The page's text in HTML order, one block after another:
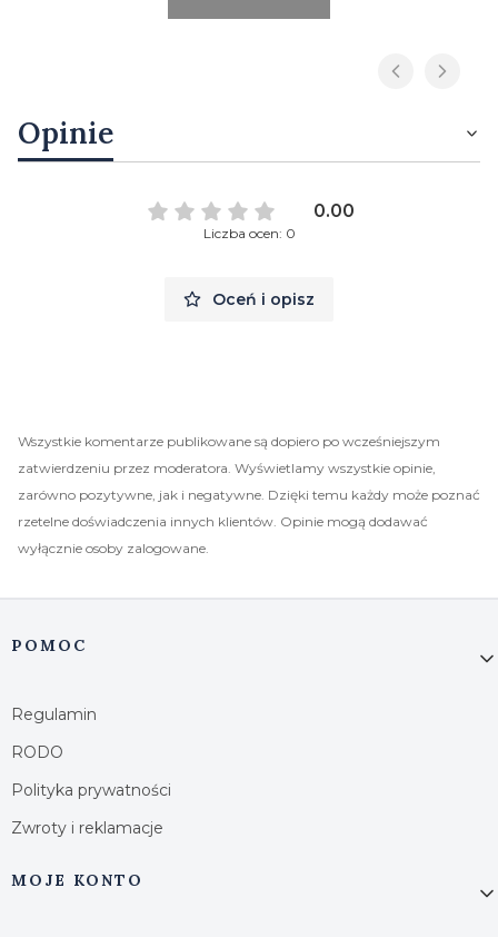
Opinie
0.00
Liczba ocen: 0
Oceń i opisz
Wszystkie komentarze publikowane są dopiero po wcześniejszym
zatwierdzeniu przez moderatora. Wyświetlamy wszystkie opinie,
zarówno pozytywne, jak i negatywne. Dzięki temu każdy może poznać
rzetelne doświadczenia innych klientów. Opinie mogą dodawać
wyłącznie osoby zalogowane.
Linki w stopce
POMOC
Regulamin
RODO
Polityka prywatności
Zwroty i reklamacje
MOJE KONTO